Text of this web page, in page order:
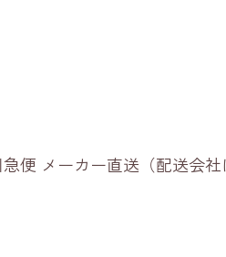
便 メーカー直送（配送会社